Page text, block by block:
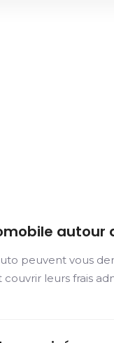
peuvent vous
leurs frais